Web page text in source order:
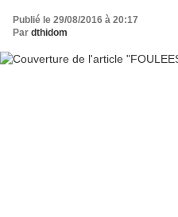
Publié le 29/08/2016 à 20:17
Par dthidom